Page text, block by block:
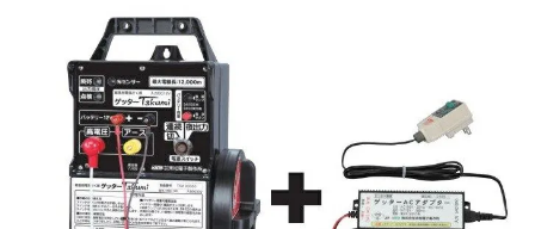
商品カテゴリから選ぶ
電気柵
箱わな（アライグマ・ハ
クビシン・ネズミ等）